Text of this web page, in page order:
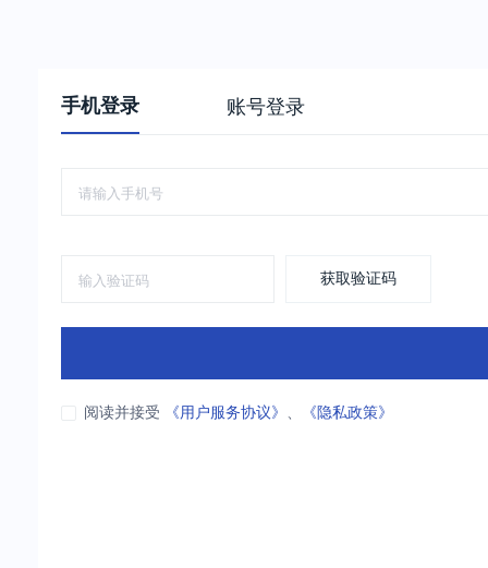
手机登录 账号登录
获取验证码
阅读并接受 《用户服务协议》 、 《隐私政策》